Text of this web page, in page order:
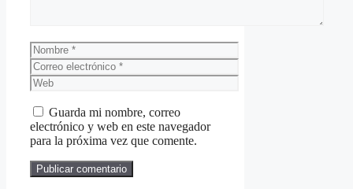
Nombre
Correo
electrónico
Web
Guarda mi nombre, correo
electrónico y web en este navegador
para la próxima vez que comente.